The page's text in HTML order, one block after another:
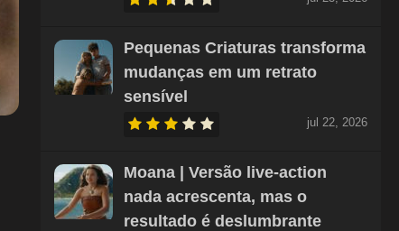
Pequenas Criaturas transforma
mudanças em um retrato
sensível
jul 22, 2026
Moana | Versão live-action
nada acrescenta, mas o
resultado é deslumbrante